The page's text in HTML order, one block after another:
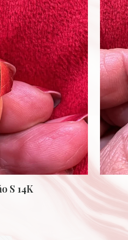
S 14K